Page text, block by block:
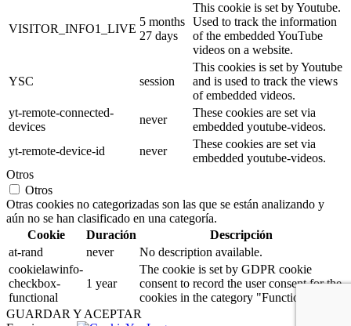
VISITOR_INFO1_LIVE
5 months
27 days
This cookie is set by Youtube.
Used to track the information
of the embedded YouTube
videos on a website.
YSC session
This cookies is set by Youtube
and is used to track the views
of embedded videos.
yt-remote-connected-
devices
never
These cookies are set via
embedded youtube-videos.
yt-remote-device-id
never
These cookies are set via
embedded youtube-videos.
Otros
Otros
Otras cookies no categorizadas son las que se están analizando y
aún no se han clasificado en una categoría.
Cookie
Duración
Descripción
at-rand
never
No description available.
cookielawinfo-
checkbox-
functional
1 year
The cookie is set by GDPR cookie
consent to record the user consent for the
cookies in the category "Functional".
GUARDAR Y ACEPTAR